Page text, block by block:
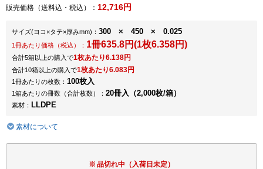
販売価格（送料込・税込）： 12,716円
サイズ(ヨコ×タテ×厚みmm) ： 300 × 450 × 0.025
1冊あたり価格（税込）： 1冊635.8円(1枚6.358円)
合計5箱以上の購入で1枚あたり6.138円
合計10箱以上の購入で1枚あたり6.083円
1冊あたりの枚数： 100枚入
1箱あたりの冊数（合計枚数）： 20冊入（2,000枚/箱）
素材： LLDPE
素材について
品切れ中（入荷日未定）